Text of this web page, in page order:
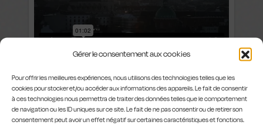
Gérer le consentement aux cookies
Pour offrir les meilleures expériences, nous utilisons des technologies telles que les
cookies pour stocker et/ou accéder aux informations des appareils. Le fait de consentir
à ces technologies nous permettra de traiter des données telles que le comportement
de navigation ou les ID uniques sur ce site. Le fait de ne pas consentir ou de retirer son
consentement peut avoir un effet négatif sur certaines caractéristiques et fonctions.